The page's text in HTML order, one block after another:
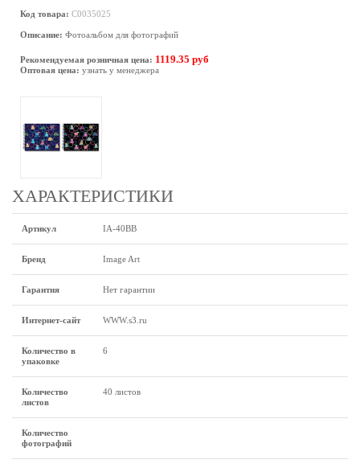
Код товара: C0035025
Описание: Фотоальбом для фотографий
Рекомендуемая розничная цена: 1119.35 руб
Оптовая цена: узнать у менеджера
ХАРАКТЕРИСТИКИ
Артикул IA-40BB
Бренд Image Art
Гарантия Нет гарантии
Интернет-сайт WWW.s3.ru
Количество в
упаковке
6
Количество
листов
40 листов
Количество
фотографий